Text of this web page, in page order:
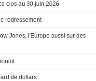
clos au 30 juin 2026
le redressement
Jones, l'Europe aussi sur des
de dollars